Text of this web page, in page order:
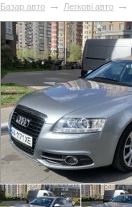
Базар авто → Легкові авто →